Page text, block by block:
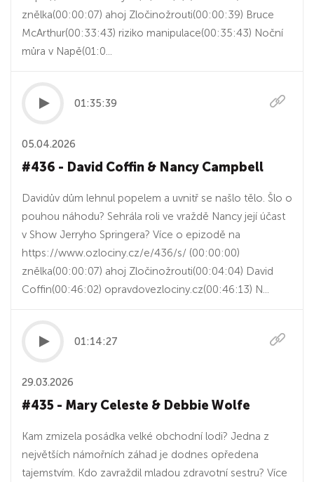
znělka(00:00:07) ahoj Zločinožrouti(00:00:39) Bruce
McArthur(00:33:43) riziko manipulace(00:35:43) Noční
můra v Napě(01:0...
01:35:39
05.04.2026
#436 - David Coffin & Nancy Campbell
Davidův dům lehnul popelem a uvnitř se našlo tělo. Šlo o
pouhou náhodu? Sehrála roli ve vraždě Nancy její účast
v Show Jerryho Springera? Více o epizodě na
https://www.ozlociny.cz/e/436/s/ (00:00:00)
znělka(00:00:07) ahoj Zločinožrouti(00:04:04) David
Coffin(00:46:02) opravdovezlociny.cz(00:46:13) N...
01:14:27
29.03.2026
#435 - Mary Celeste & Debbie Wolfe
Kam zmizela posádka velké obchodní lodi? Jedna z
největších námořních záhad je dodnes opředena
tajemstvím. Kdo zavraždil mladou zdravotní sestru? Více